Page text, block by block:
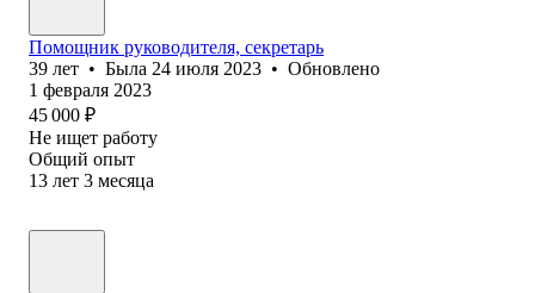
Помощник руководителя, секретарь
39 лет • Была 24 июля 2023 • Обновлено
1 февраля 2023
45 000 ₽
Не ищет работу
Общий опыт
13 лет 3 месяца